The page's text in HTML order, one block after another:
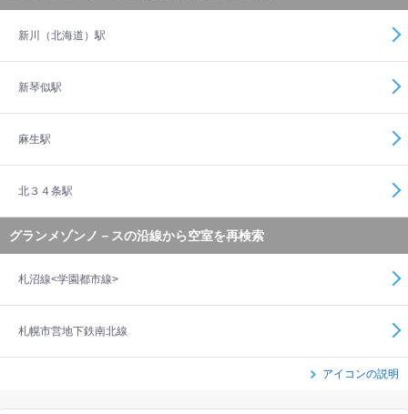
新川（北海道）駅
新琴似駅
麻生駅
北３４条駅
グランメゾンノ－スの沿線から空室を再検索
札沼線<学園都市線>
札幌市営地下鉄南北線
アイコンの説明